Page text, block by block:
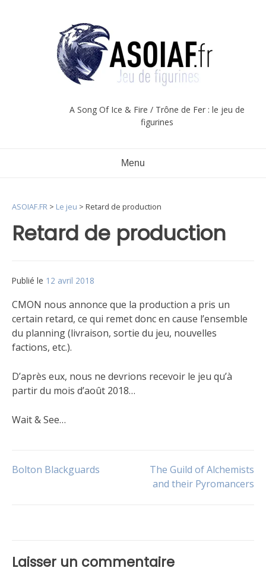
A Song Of Ice & Fire / Trône de Fer : le jeu de
figurines
Menu
Retard de production
ASOIAF.FR > Le jeu > Retard de production
Publié le 12 avril 2018
CMON nous annonce que la production a pris un
certain retard, ce qui remet donc en cause l’ensemble
du planning (livraison, sortie du jeu, nouvelles
factions, etc.).
D’après eux, nous ne devrions recevoir le jeu qu’à
partir du mois d’août 2018…
Wait & See…
Le
Navigation
Bolton Blackguards
The Guild of Alchemists
and their Pyromancers
Laisser un commentaire